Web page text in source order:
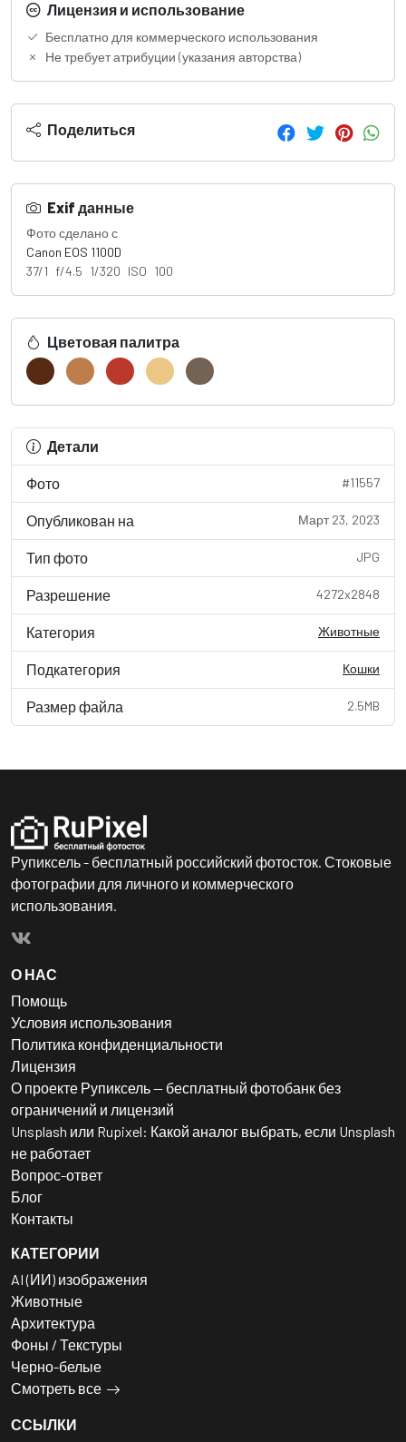
Лицензия и использование
Бесплатно для коммерческого использования
Не требует атрибуции (указания авторства)
Поделиться
Exif данные
Фото сделано с
Canon EOS 1100D
37/1 f/4.5 1/320 ISO 100
Цветовая палитра
Детали
Фото #11557
Опубликован на Март 23, 2023
Тип фото JPG
Разрешение 4272x2848
Категория Животные
Подкатегория Кошки
Размер файла 2.5MB
Рупиксель - бесплатный российский фотосток. Стоковые
фотографии для личного и коммерческого
использования.
О НАС
Помощь
Условия использования
Политика конфиденциальности
Лицензия
О проекте Рупиксель — бесплатный фотобанк без
ограничений и лицензий
Unsplash или Rupixel: Какой аналог выбрать, если Unsplash
не работает
Вопрос-ответ
Блог
Контакты
КАТЕГОРИИ
AI (ИИ) изображения
Животные
Архитектура
Фоны / Текстуры
Черно-белые
Смотреть все
ССЫЛКИ